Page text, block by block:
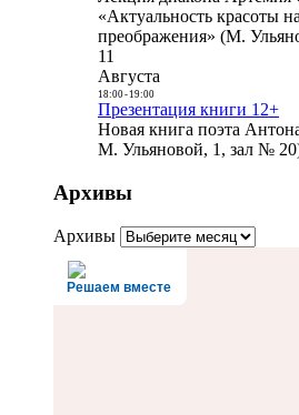
«Актуальность красоты
преображения» (М.
11
Августа
18:00- 19:00
Презентация книги 12+
Новая книга поэта
М. Ульяновой, 1, зал №
Архивы
Архивы
Решаем вместе